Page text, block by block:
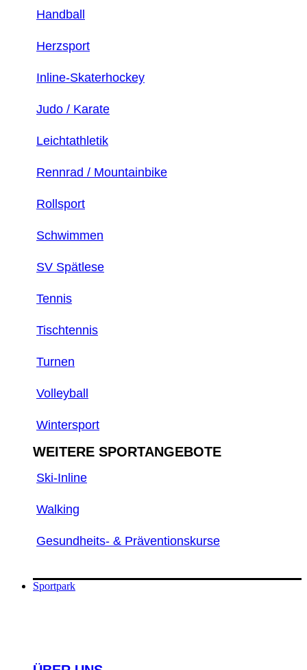
Handball
Herzsport
Inline-Skaterhockey
Judo / Karate
Leichtathletik
Rennrad / Mountainbike
Rollsport
Schwimmen
SV Spätlese
Tennis
Tischtennis
Turnen
Volleyball
Wintersport
WEITERE SPORTANGEBOTE
Ski-Inline
Walking
Gesundheits- & Präventionskurse
Sportpark